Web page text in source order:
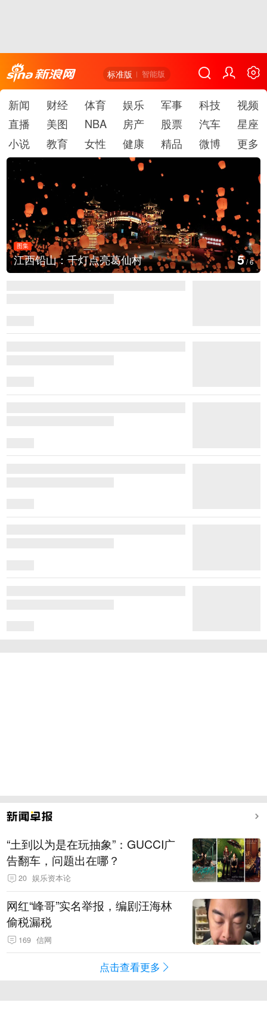
标准版 智能版
新闻 财经 体育 娱乐 军事 科技
视频
直播
美图 NBA 房产 股票 汽车
星座
小说
教育 女性 健康 精品 微博 更多
图集
江西铅山：千灯点亮葛仙村 6/6
“土到以为是在玩抽象”：GUCCI广
告翻车，问题出在哪？
20 娱乐资本论
网红“峰哥”实名举报，编剧汪海林
偷税漏税
169 信网
点击查看更多